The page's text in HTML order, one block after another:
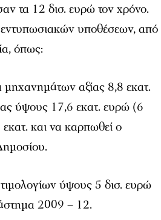
τα 12 δισ. ευρώ τον χρόνο.
εντυπωσιακών υποθέσεων, από
όπως:
μηχανημάτων αξίας 8,8 εκατ.
ύψους 17,6 εκατ. ευρώ (6
και να καρπωθεί ο
ύψους 5 δισ. ευρώ
2009 – 12.